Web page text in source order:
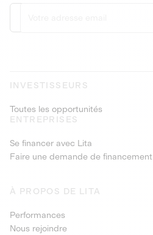
INVESTISSEURS
Toutes les opportunités
ENTREPRISES
Se financer avec Lita
Faire une demande de financement
À PROPOS DE LITA
Performances
Nous rejoindre